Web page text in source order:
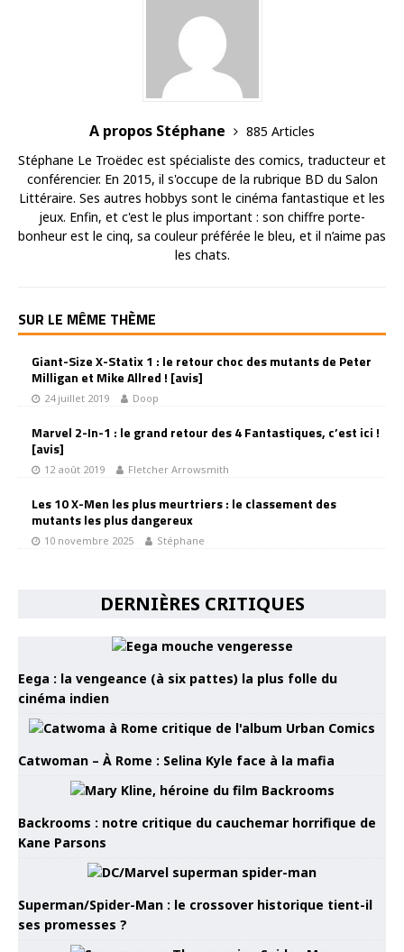
A propos Stéphane
885 Articles
Stéphane Le Troëdec est spécialiste des comics, traducteur et
conférencier. En 2015, il s'occupe de la rubrique BD du Salon
Littéraire. Ses autres hobbys sont le cinéma fantastique et les
jeux. Enfin, et c'est le plus important : son chiffre porte-
bonheur est le cinq, sa couleur préférée le bleu, et il n’aime pas
les chats.
SUR LE MÊME THÈME
Giant-Size X-Statix 1 : le retour choc des mutants de Peter
Milligan et Mike Allred ! [avis]
24 juillet 2019 Doop
Marvel 2-In-1 : le grand retour des 4 Fantastiques, c’est ici !
[avis]
12 août 2019 Fletcher Arrowsmith
Les 10 X-Men les plus meurtriers : le classement des
mutants les plus dangereux
10 novembre 2025 Stéphane
DERNIÈRES CRITIQUES
Eega : la vengeance (à six pattes) la plus folle du
cinéma indien
Catwoman – À Rome : Selina Kyle face à la mafia
Backrooms : notre critique du cauchemar horrifique de
Kane Parsons
Superman/Spider-Man : le crossover historique tient-il
ses promesses ?